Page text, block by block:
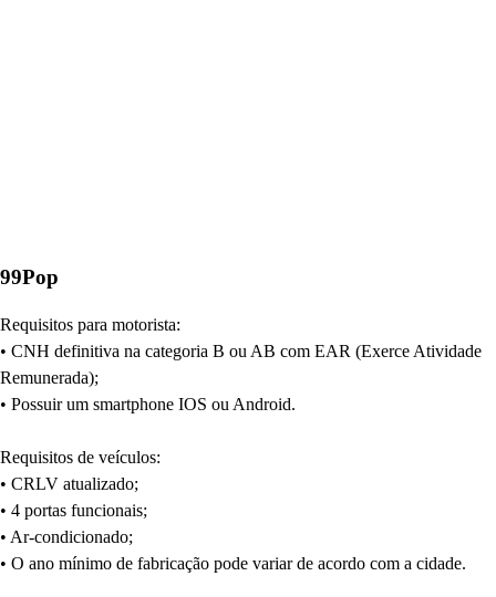
99Pop
Requisitos para motorista:
• CNH definitiva na categoria B ou AB com EAR (Exerce Atividade
Remunerada);
• Possuir um smartphone IOS ou Android.
Requisitos de veículos:
• CRLV atualizado;
• 4 portas funcionais;
• Ar-condicionado;
• O ano mínimo de fabricação pode variar de acordo com a cidade.